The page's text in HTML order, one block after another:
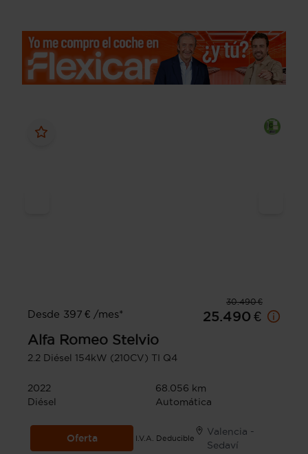
30.490 €
Desde 397 € /mes*
25.490 €
Alfa Romeo Stelvio
2.2 Diésel 154kW (210CV) TI Q4
2022
68.056 km
Diésel
Automática
Oferta I.V.A. Deducible
Valencia -
Sedaví